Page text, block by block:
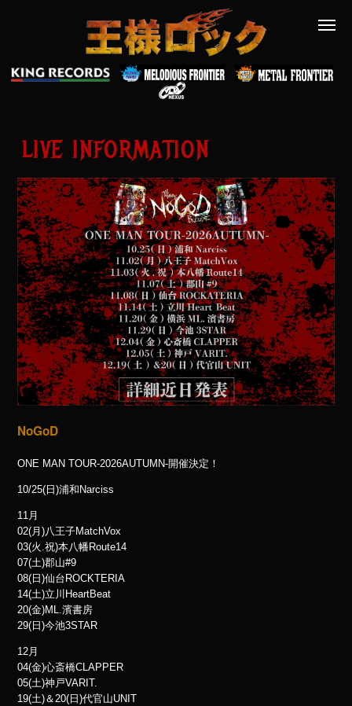
LIVE INFORMATION
NoGoD
ONE MAN TOUR-2026AUTUMN-開催決定！
10/25(日)浦和Narciss
11月
02(月)八王子MatchVox
03(火.祝)本八幡Route14
07(土)郡山#9
08(日)仙台ROCKTERIA
14(土)立川HeartBeat
20(金)ML.濱書房
29(日)今池3STAR
12月
04(金)心斎橋CLAPPER
05(土)神戸VARIT.
19(土)＆20(日)代官山UNIT